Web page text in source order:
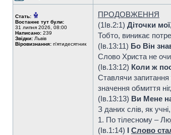
Стать:
Востаннє тут були:
31 липня 2026, 08:00
Написано: 239
Звідки: Львів
Віровизнання: п'ятидесятник
ПРОДОВЖЕННЯ
(1Ів.2:1) Діточки
Тобто, виникає
(Ів.13:11) Бо Він
Слово Христа не
(Ів.13:12) Коли ж
Ставлячи запитання
значення обмиття
(Ів.13:13) Ви Мене
З даних слів, як
1. По тілесному –
(Ів.1:14) І Слово